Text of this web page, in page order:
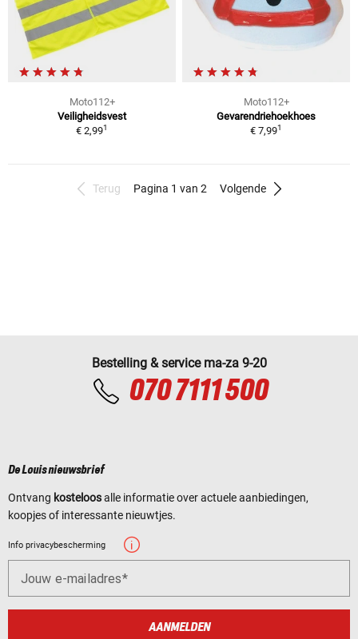
Moto112+
Veiligheidsvest
€ 2,991
Moto112+
Gevarendriehoekhoes
€ 7,991
Terug Pagina 1 van 2 Volgende
Bestelling & service ma-za 9-20
070 7111 500
De Louis nieuwsbrief
Ontvang kosteloosalle informatie over actuele aanbiedingen,
koopjes of interessante nieuwtjes.
Info privacybescherming
Jouw e-mailadres
AANMELDEN